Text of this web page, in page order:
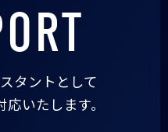
タントとして
いたします。